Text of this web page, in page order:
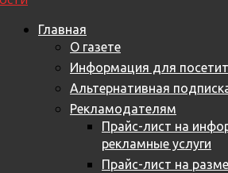
Главная
О газете
Информация для
Альтернативная
Рекламодателям
Прайс-лист на
рекламные услуги
Прайс-лист на